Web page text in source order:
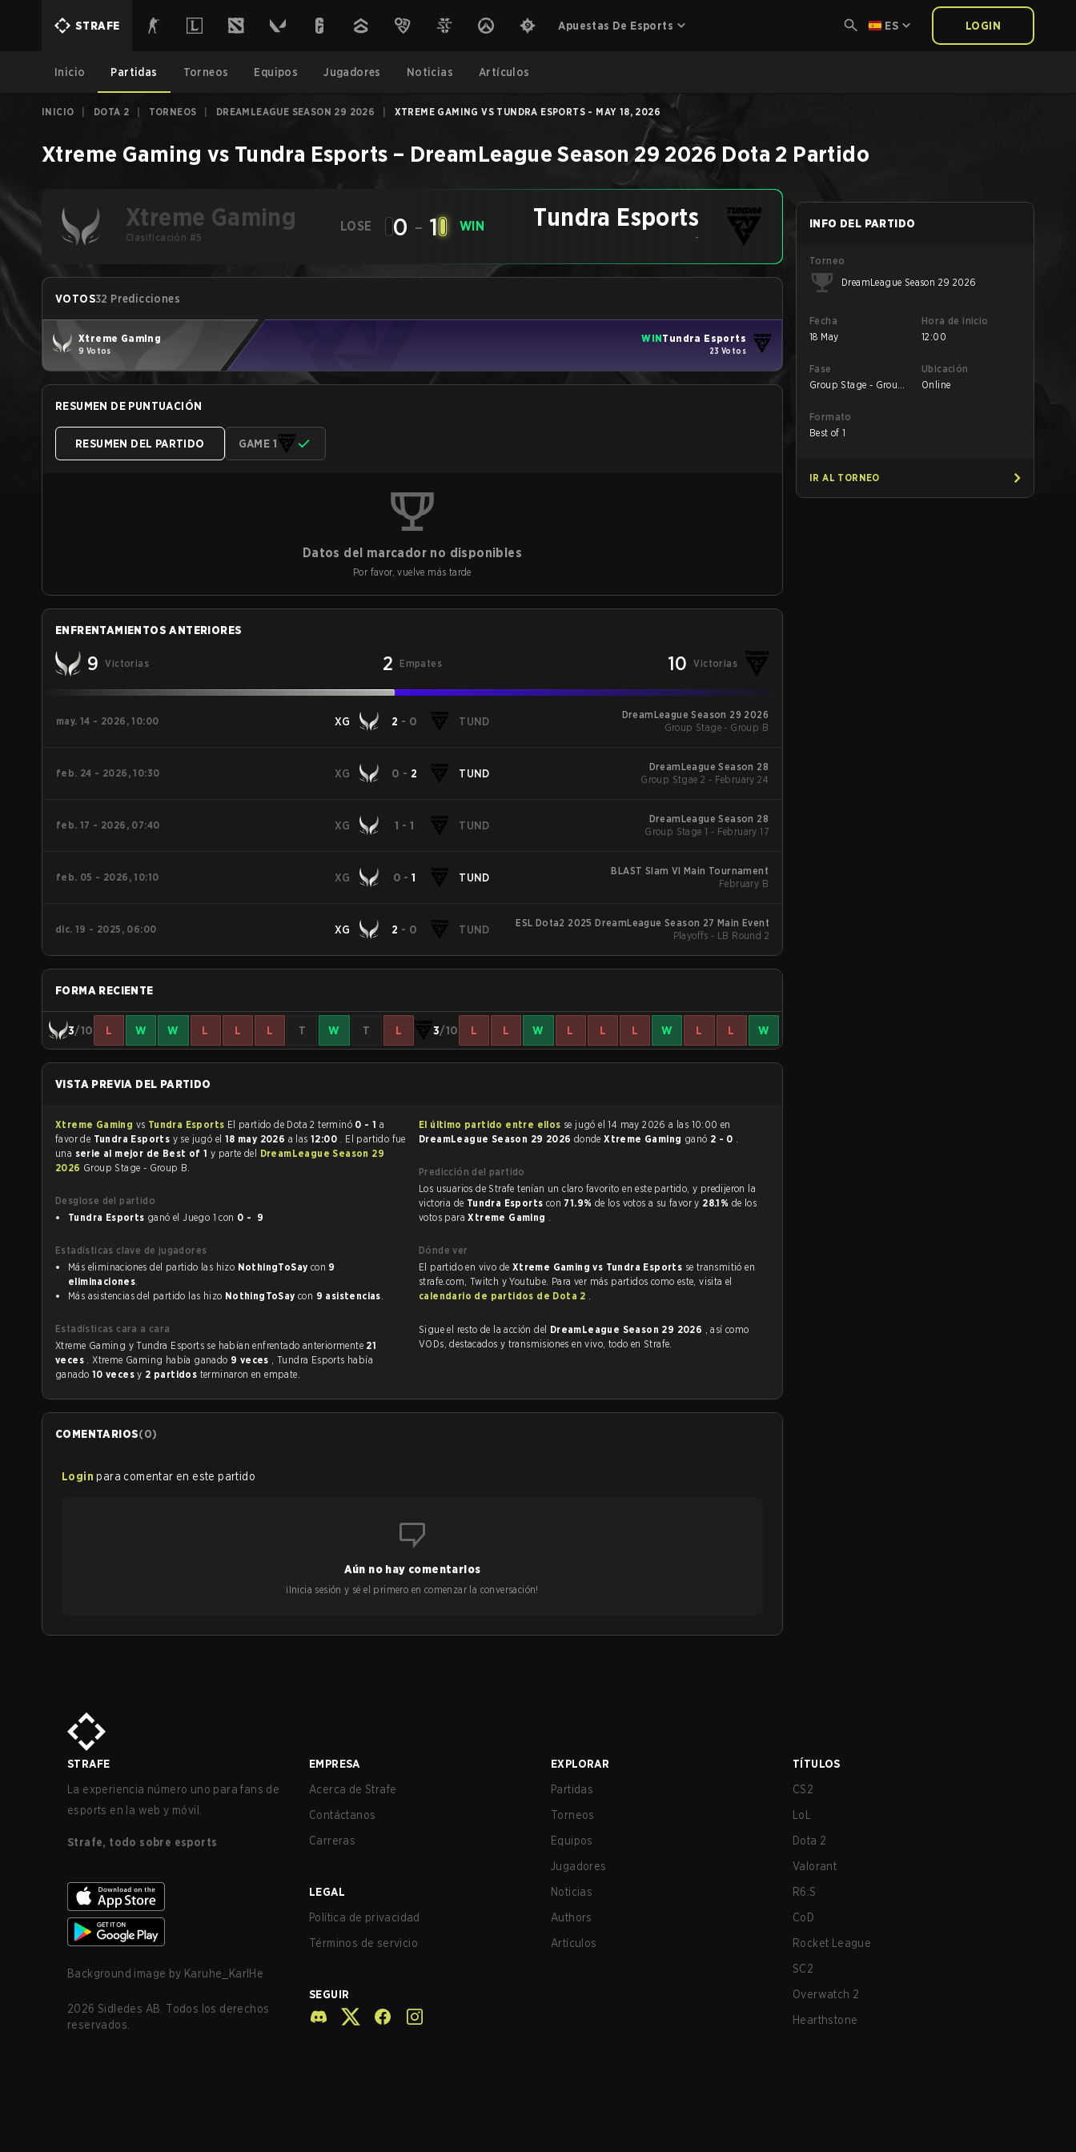
STRAFE Apuestas De Esports ES LOGIN
Inicio Partidas Torneos Equipos Jugadores Noticias Artículos
INICIO DOTA 2 TORNEOS DREAMLEAGUE SEASON 29 2026 XTREME GAMING VS TUNDRA ESPORTS - MAY 18, 2026
Xtreme Gaming vs Tundra Esports – DreamLeague Season 29 2026 Dota 2 Partido
Xtreme Gaming
Clasificación #5
LOSE 0 - 1 WIN Tundra Esports
-
VOTOS32 Predicciones
Xtreme Gaming
9 Votos
WINTundra Esports
23 Votos
RESUMEN DE PUNTUACIÓN
RESUMEN DEL PARTIDO GAME 1
Datos del marcador no disponibles
Por favor, vuelve más tarde
ENFRENTAMIENTOS ANTERIORES
9 Victorias 2 Empates 10 Victorias
may. 14 - 2026, 10:00 XG 2 - 0 TUND
DreamLeague Season 29 2026
Group Stage - Group B
feb. 24 - 2026, 10:30 XG 0 - 2 TUND
DreamLeague Season 28
Group Stgae 2 - February 24
feb. 17 - 2026, 07:40 XG 1 - 1 TUND
DreamLeague Season 28
Group Stage 1 - February 17
feb. 05 - 2026, 10:10 XG 0 -1 TUND
BLAST Slam VI Main Tournament
February B
dic. 19 - 2025, 06:00 XG 2 - 0 TUND
ESL Dota2 2025 DreamLeague Season 27 Main Event
Playoffs - LB Round 2
FORMA RECIENTE
3/10 L W W L L L T W T L 3/10 L L W L L L W L L W
VISTA PREVIA DEL PARTIDO
Xtreme Gaming vs Tundra Esports El partido de Dota 2 terminó 0 - 1
favor de Tundra Esports y se jugó el 18 may 2026 a las 12:00 . El partido fue
una serie al mejor de Best of 1 y parte del DreamLeague Season 29
2026 Group Stage - Group B.
Desglose del partido
Tundra Esports
ganó el Juego 1 con 0 - 9
Estadísticas clave de jugadores
Más eliminaciones del partido las hizo NothingToSay con 9
eliminaciones.
Más asistencias del partido las hizo NothingToSay con 9 asistencias.
Estadísticas cara a cara
Xtreme Gaming y Tundra Esports se habían enfrentado anteriormente 21
veces . Xtreme Gaming había ganado 9 veces , Tundra Esports había
ganado 10 vecesy 2 partidos terminaron en empate.
El último partido entre ellos se jugó el 14 may 2026 a las 10:00 en
DreamLeague Season 29 2026 dondeXtreme Gaming ganó 2 - 0 .
Predicción del partido
Los usuarios de Strafe tenían un claro favorito en este partido, y predijeron la
victoria de Tundra Esports con 71.9% de los votos a su favor y 28.1% de los
votos paraXtreme Gaming .
Dónde ver
El partido en vivo de Xtreme Gaming vs Tundra Esports se transmitió en
strafe.com, Twitch y Youtube. Para ver más partidos como este, visita el
calendario de partidos de Dota 2 .
Sigue el resto de la acción del DreamLeague Season 29 2026 , así como
VODs, destacados y transmisiones en vivo, todo en Strafe.
COMENTARIOS(0)
Login para comentar en este partido
Aún no hay comentarios
¡Inicia sesión y sé el primero en comenzar la conversación!
INFO DEL PARTIDO
Torneo
DreamLeague Season 29 2026
Fecha
18 May
Hora de inicio
12:00
Fase
Group Stage - Group
Ubicación
Online
Formato
Best of 1
IR AL TORNEO
STRAFE
La experiencia número uno para fans de
esports en la web y móvil.
Strafe, todo sobre esports
Background image by Karuhe_KarlHe
2026 Sidledes AB. Todos los derechos
reservados.
EMPRESA
Acerca de Strafe
Contáctanos
Carreras
LEGAL
Política de privacidad
Términos de servicio
SEGUIR
EXPLORAR
Partidas
Torneos
Equipos
Jugadores
Noticias
Authors
Artículos
TÍTULOS
CS2
LoL
Dota 2
Valorant
R6:S
CoD
Rocket League
SC2
Overwatch 2
Hearthstone